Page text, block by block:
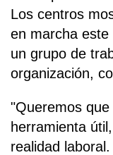
Los centros
en marcha
un grupo de
organización,
"Queremos
herramienta
realidad